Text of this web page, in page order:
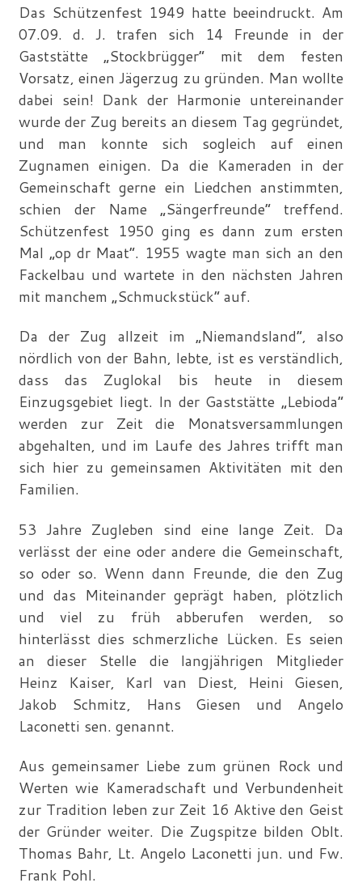
Das Schützenfest 1949 hatte beeindruckt. Am
07.09. d. J. trafen sich 14 Freunde in der
Gaststätte „Stockbrügger“ mit dem festen
Vorsatz, einen Jägerzug zu gründen. Man wollte
dabei sein! Dank der Harmonie untereinander
wurde der Zug bereits an diesem Tag gegründet,
und man konnte sich sogleich auf einen
Zugnamen einigen. Da die Kameraden in der
Gemeinschaft gerne ein Liedchen anstimmten,
schien der Name „Sängerfreunde“ treffend.
Schützenfest 1950 ging es dann zum ersten
Mal „op dr Maat“. 1955 wagte man sich an den
Fackelbau und wartete in den nächsten Jahren
mit manchem „Schmuckstück“ auf.
Da der Zug allzeit im „Niemandsland“, also
nördlich von der Bahn, lebte, ist es verständlich,
dass das Zuglokal bis heute in diesem
Einzugsgebiet liegt. In der Gaststätte „Lebioda“
werden zur Zeit die Monatsversammlungen
abgehalten, und im Laufe des Jahres trifft man
sich hier zu gemeinsamen Aktivitäten mit den
Familien.
53 Jahre Zugleben sind eine lange Zeit. Da
verlässt der eine oder andere die Gemeinschaft,
so oder so. Wenn dann Freunde, die den Zug
und das Miteinander geprägt haben, plötzlich
und viel zu früh abberufen werden, so
hinterlässt dies schmerzliche Lücken. Es seien
an dieser Stelle die langjährigen Mitglieder
Heinz Kaiser, Karl van Diest, Heini Giesen,
Jakob Schmitz, Hans Giesen und Angelo
Laconetti sen. genannt.
Aus gemeinsamer Liebe zum grünen Rock und
Werten wie Kameradschaft und Verbundenheit
zur Tradition leben zur Zeit 16 Aktive den Geist
der Gründer weiter. Die Zugspitze bilden Oblt.
Thomas Bahr, Lt. Angelo Laconetti jun. und Fw.
Frank Pohl.